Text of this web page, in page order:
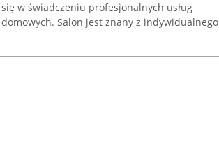
się w świadczeniu profesjonalnych usług
Salon jest znany z indywidualnego